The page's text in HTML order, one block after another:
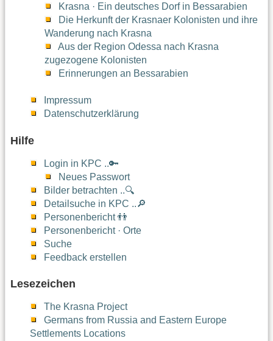
Krasna · Ein deutsches Dorf in Bessarabien
Die Herkunft der Krasnaer Kolonisten und ihre
Wanderung nach Krasna
Aus der Region Odessa nach Krasna
zugezogene Kolonisten
Erinnerungen an Bessarabien
Impressum
Datenschutzerklärung
Hilfe
Login in KPC ..🔑
Neues Passwort
Bilder betrachten ..🔍
Detailsuche in KPC ..🔎
Personenbericht 👬
Personenbericht · Orte
Suche
Feedback erstellen
Lesezeichen
The Krasna Project
Germans from Russia and Eastern Europe
Settlements Locations